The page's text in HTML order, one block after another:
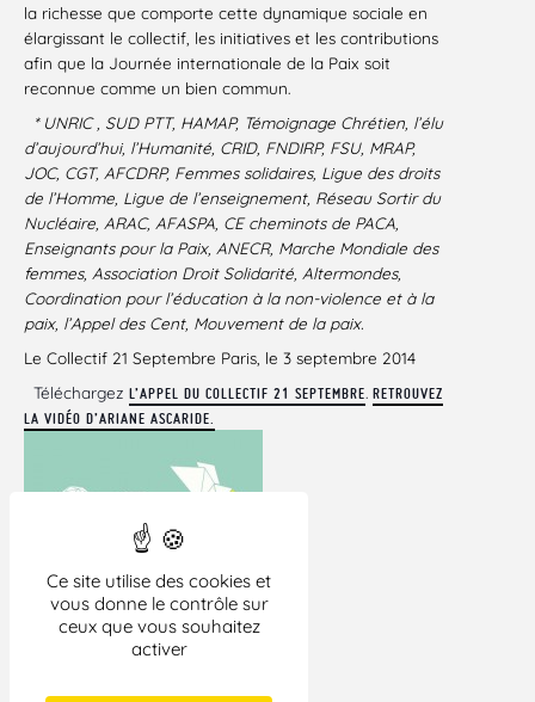
Ce site utilise des cookies et
vous donne le contrôle sur
ceux que vous souhaitez
activer
la richesse que comporte cette dynamique sociale en
élargissant le collectif, les initiatives et les contributions
afin que la Journée internationale de la Paix soit
reconnue comme un bien commun.
* UNRIC , SUD PTT, HAMAP, Témoignage Chrétien, l’élu
d’aujourd’hui, l’Humanité, CRID, FNDIRP, FSU, MRAP,
JOC, CGT, AFCDRP, Femmes solidaires, Ligue des droits
de l’Homme, Ligue de l’enseignement, Réseau Sortir du
Nucléaire, ARAC, AFASPA, CE cheminots de PACA,
Enseignants pour la Paix, ANECR, Marche Mondiale des
femmes, Association Droit Solidarité, Altermondes,
Coordination pour l’éducation à la non-violence et à la
paix, l’Appel des Cent, Mouvement de la paix.
Le Collectif 21 Septembre Paris, le 3 septembre 2014
Téléchargez L’APPEL DU COLLECTIF 21 SEPTEMBRE. RETROUVEZ
LA VIDÉO D’ARIANE ASCARIDE.